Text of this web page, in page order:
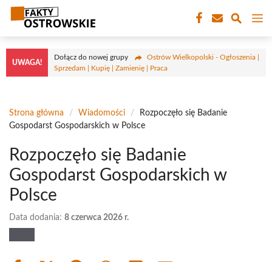
Przejdź
treści
UWAGA!
Dołącz do nowej grupy
Ostrów Wielkopolski - Ogłoszenia |
Sprzedam | Kupię | Zamienię | Praca
Strona główna / Wiadomości /
Rozpoczęło się Badanie
Gospodarst Gospodarskich w Polsce
Rozpoczęło się Badanie
Gospodarst Gospodarskich w
Polsce
Data dodania: 8 czerwca 2026 r.